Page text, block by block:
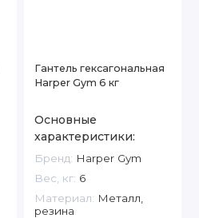
Гантель гексагональная
Harper Gym 6 кг
Основные
характеристики:
Бренд: Harper Gym
Вес, кг: 6
Материал: Металл,
резина